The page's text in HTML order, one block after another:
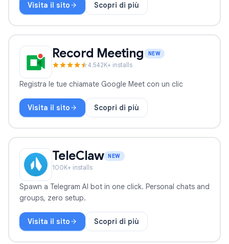
Visita il sito Scopri di più
Form Timer
Record Meeting NEW
4.542K+ installs
Registra le tue chiamate Google Meet con un clic
Visita il sito Scopri di piùRecord Meeting
TeleClaw NEW
100K+ installs
Spawn a Telegram AI bot in one click. Personal chats and
groups, zero setup.
Visita il sito Scopri di più
TeleClaw